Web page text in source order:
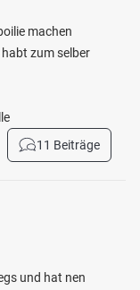
machen
zum selber
11 Beiträge
und hat nen